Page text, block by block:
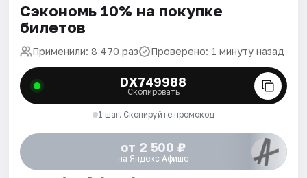
Сэкономь 10% на покупке
билетов
Применили: 8 470 раз Проверено: 1 минуту назад
DX749988
Скопировать
1 шаг. Скопируйте промокод
от 2 500 ₽
на Яндекс Афише